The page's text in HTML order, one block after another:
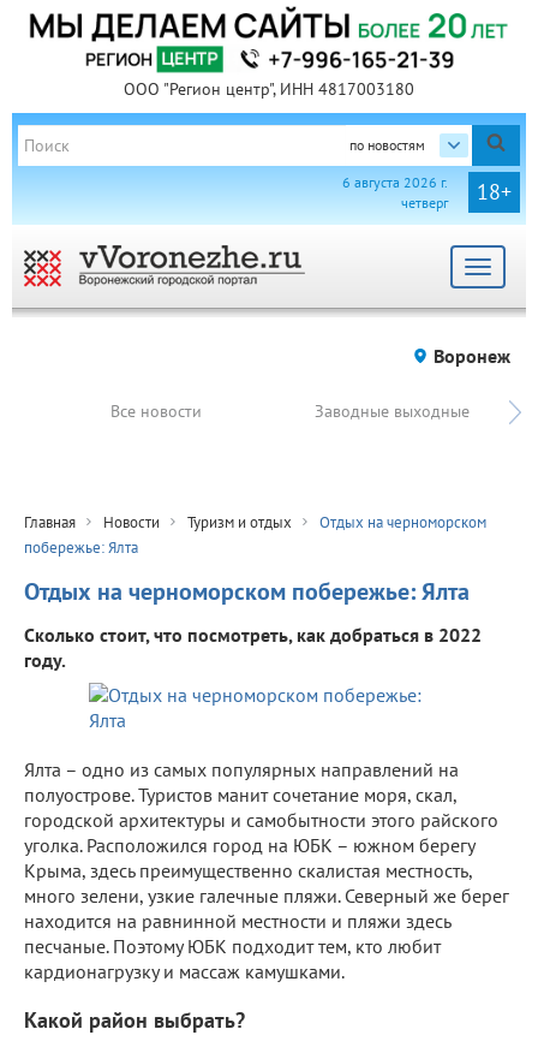
ООО "Регион центр", ИНН 4817003180
по новостям
18+
6 августа 2026 г.
четверг
Toggle
Воронеж
Все новости Заводные выходные
Главная Новости Туризм и отдых
Отдых на черноморском
побережье: Ялта
Отдых на черноморском побережье: Ялта
Сколько стоит, что посмотреть, как добраться в 2022
году.
Ялта – одно из самых популярных направлений на
полуострове. Туристов манит сочетание моря, скал,
городской архитектуры и самобытности этого райского
уголка. Расположился город на ЮБК – южном берегу
Крыма, здесь преимущественно скалистая местность,
много зелени, узкие галечные пляжи. Северный же берег
находится на равнинной местности и пляжи здесь
песчаные. Поэтому ЮБК подходит тем, кто любит
кардионагрузку и массаж камушками.
Какой район выбрать?